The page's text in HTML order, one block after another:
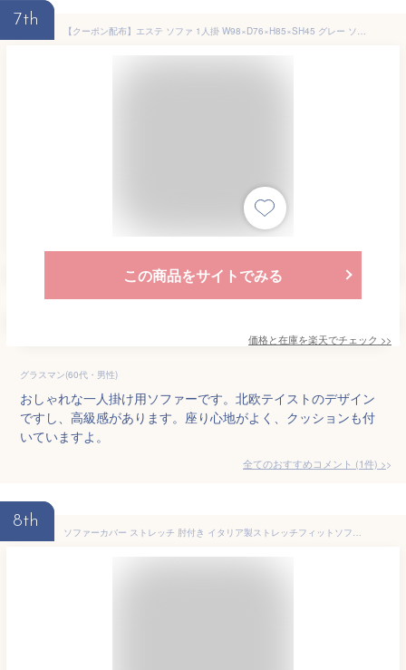
7th
【クーポン配布】エステ ソファ 1人掛 W98×D76×H85×SH45 グレー ソファ ソファー 1人掛け 1人掛けソファー アーム付き 幅98cm ファブリック 布地 ベロア生地 クッション付き かわいい 高級感 上品 おしゃれ ピンク グレー
この商品をサイトでみる
価格と在庫を楽天でチェック >>
グラスマン(60代・男性)
おしゃれな一人掛け用ソファーです。北欧テイストのデザイン
ですし、高級感があります。座り心地がよく、クッションも付
いていますよ。
全てのおすすめコメント (1件) >
8th
ソファーカバー ストレッチ 肘付き イタリア製ストレッチフィットソファカバー 〔シチリア〕 アーム付き・一体型 1人掛け用 伸縮 カバーリング 洗える 【北海道・沖縄・離島配送不可】